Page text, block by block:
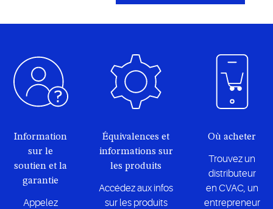
Information
sur le
soutien et la
garantie
Appelez
Équivalences et
informations sur
les produits
Accédez aux infos
sur les produits
Où acheter
Trouvez un
distributeur
en CVAC, un
entrepreneur